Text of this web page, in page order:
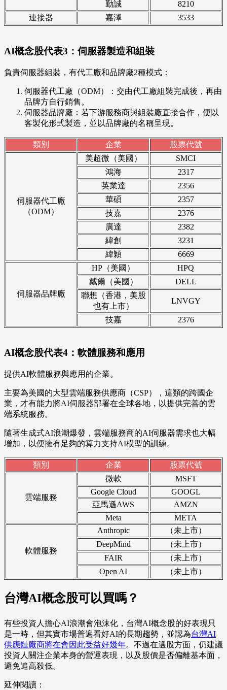
勤誠
8210
連接器
嘉澤 3533
AI概念股代表3：伺服器製造和組裝
負責伺服器組裝，有代工廠和品牌廠2種模式：
伺服器代工廠（ODM）：交由代工廠組裝完成後，再由
品牌方自行銷售。
伺服器品牌廠：若下游服務商與組裝廠直接合作，便以
客製化形式製造，並以品牌廠的名稱呈現。
類別 企業 股票代號
伺服器代工廠
（ODM）
美超微（美國）
SMCI
鴻海
2317
英業達
2356
華碩
2357
技嘉
2376
廣達
2382
緯創
3231
緯穎
6669
伺服器品牌廠
HP（美國）
HPQ
戴爾（美國）
DELL
聯想（香港，美股
也有上市）
LNVGY
技嘉 2376
AI概念股代表4：軟體服務和應用
提供AI軟體服務與應用的企業。
主要為美國的大型雲端服務供應商（CSP），這類的跨國企
業，才有能力將AI伺服器部署在全球各地，以提供完善的雲
端系統服務。
隨著生成式AI浪潮爆發，雲端服務商的AI伺服器需求也大幅
增加，以便擁有足夠的算力支持AI模型的訓練。
類別 企業 股票代號
雲端服務
微軟
MSFT
Google Cloud
GOOGL
亞馬遜AWS
AMZN
Meta
META
軟體服務
Anthropic
（未上市）
DeepMind
（未上市）
FAIR
（未上市）
Open AI
（未上市）
台灣AI概念股可以買嗎？
有些投資人擔心AI浪潮會泡沫化，台灣AI概念股的好表現只
是一時，但其實市場普遍看好AI的長期趨勢，並認為台灣AI
供應鏈廠商將在會因此受益好幾年。不過在選股方面，仍建議
投資人關注企業本身的營運表現，以及股價是否偏離基本面，
避免追高殺低。
延伸閱讀：